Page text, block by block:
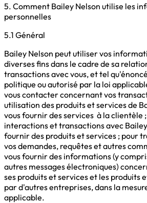
5. Comment Bailey Nelson utilise les
personnelles
5.1 Général
Bailey Nelson peut utiliser vos
diverses fins dans le cadre de sa
transactions avec vous, et tel
politique ou autorisé par la loi
vous contacter concernant vos
utilisation des produits et services de
vous fournir des services à la clientèle
interactions et transactions avec
fournir des produits et services ; pour
vos demandes, requêtes et autres
vous fournir des informations (y
autres messages électroniques)
ses produits et services et les produits
par d'autres entreprises, dans la
applicable.